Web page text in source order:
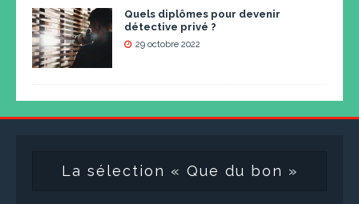
Quels diplômes pour devenir
détective privé ?
29 octobre 2022
La sélection « Que du bon »